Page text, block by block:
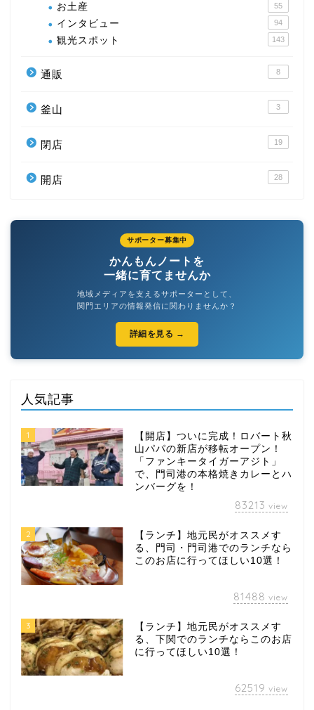
お土産 55
インタビュー 94
観光スポット 143
通販 8
釜山 3
閉店 19
開店 28
サポーター募集中
かんもんノートを
一緒に育てませんか
地域メディアを支えるサポーターとして、
関門エリアの情報発信に関わりませんか？
詳細を見る →
人気記事
1
【開店】ついに完成！ロバート秋
山パパの新店が移転オープン！
「ファンキータイガーアジト」
で、門司港の本格焼きカレーとハ
ンバーグを！
83213 view
2
【ランチ】地元民がオススメす
る、門司・門司港でのランチなら
このお店に行ってほしい10選！
81488 view
3
【ランチ】地元民がオススメす
る、下関でのランチならこのお店
に行ってほしい10選！
62519 view